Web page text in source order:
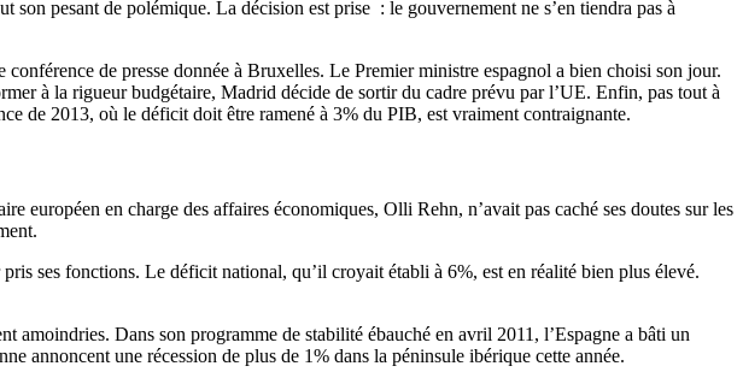
son pesant de polémique. La décision est prise : le gouvernement ne s’en tiendra pas à
de presse donnée à Bruxelles. Le Premier ministre espagnol a bien choisi son jour.
à la rigueur budgétaire, Madrid décide de sortir du cadre prévu par l’UE. Enfin, pas tout à
de 2013, où le déficit doit être ramené à 3% du PIB, est vraiment contraignante.
européen en charge des affaires économiques, Olli Rehn, n’avait pas caché ses doutes sur les
ses fonctions. Le déficit national, qu’il croyait établi à 6%, est en réalité bien plus élevé.
amoindries. Dans son programme de stabilité ébauché en avril 2011, l’Espagne a bâti un
annoncent une récession de plus de 1% dans la péninsule ibérique cette année.